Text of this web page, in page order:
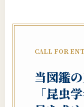
CALL FOR
当図鑑
「昆虫